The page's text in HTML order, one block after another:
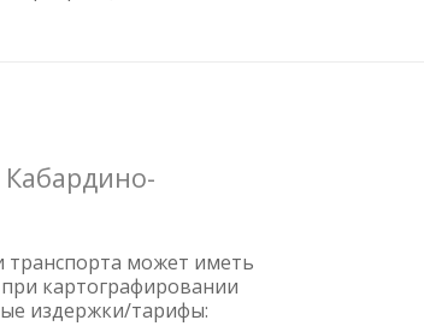
транспорта может иметь
картографировании
издержки/тарифы: